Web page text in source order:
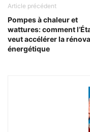
Article précédent
Pompes à chaleur et
wattures: comment
veut accélérer la
énergétique